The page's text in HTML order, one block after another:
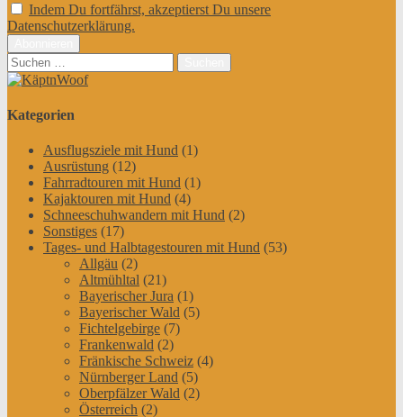
Indem Du fortfährst, akzeptierst Du unsere
Datenschutzerklärung.
Suchen
nach:
Kategorien
Ausflugsziele mit Hund (1)
Ausrüstung (12)
Fahrradtouren mit Hund (1)
Kajaktouren mit Hund (4)
Schneeschuhwandern mit Hund (2)
Sonstiges (17)
Tages- und Halbtagestouren mit Hund (53)
Allgäu (2)
Altmühltal (21)
Bayerischer Jura (1)
Bayerischer Wald (5)
Fichtelgebirge (7)
Frankenwald (2)
Fränkische Schweiz (4)
Nürnberger Land (5)
Oberpfälzer Wald (2)
Österreich (2)